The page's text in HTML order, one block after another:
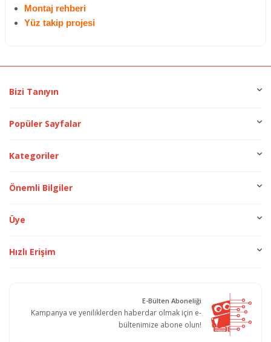
Montaj rehberi
Yüz takip projesi
Bizi Tanıyın
Popüler Sayfalar
Kategoriler
Önemli Bilgiler
Üye
Hızlı Erişim
E-Bülten Aboneliği
Kampanya ve yeniliklerden haberdar olmak için e-
bültenimize abone olun!